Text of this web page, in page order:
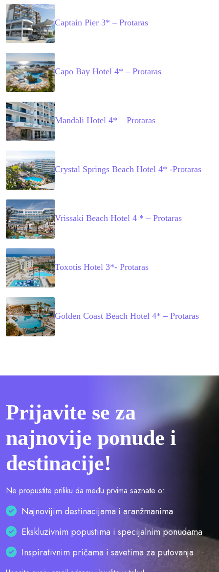
Captain Pier 3* – Protaras
Capo Bay Hotel 4* – Protaras
Mandali Hotel 4* – Protaras
Crystal Springs Beach Hotel 4* -Protaras
Vrissaki Beach Hotel 4 * – Protaras
Toxotis Hotel 3*- Protaras
Golden Coast Beach Hotel 4* – Protaras
Prijavite se za
najnovije ponude i
destinacije!
Ne propustite priliku da među prvima saznate o:
Najnovijim destinacijama i aranžmanima
Ekskluzivnim popustima i specijalnim ponudama
Inspirativnim pričama i savetima za putovanja